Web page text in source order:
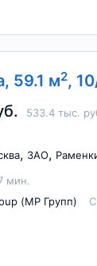
59.1 м2,
533.4 тыс.
, ЗАО,
мин.
(МР Групп)